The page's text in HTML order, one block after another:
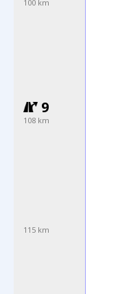
100 km
9
108 km
115 km